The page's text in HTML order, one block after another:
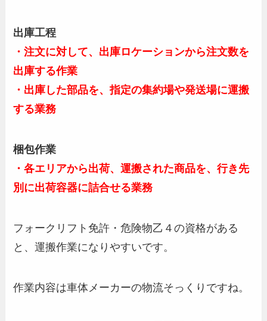
出庫工程
・注文に対して、出庫ロケーションから注文数を
出庫する作業
・出庫した部品を、指定の集約場や発送場に運搬
する業務
梱包作業
・各エリアから出荷、運搬された商品を、行き先
別に出荷容器に詰合せる業務
フォークリフト免許・危険物乙４の資格がある
と、運搬作業になりやすいです。
作業内容は車体メーカーの物流そっくりですね。